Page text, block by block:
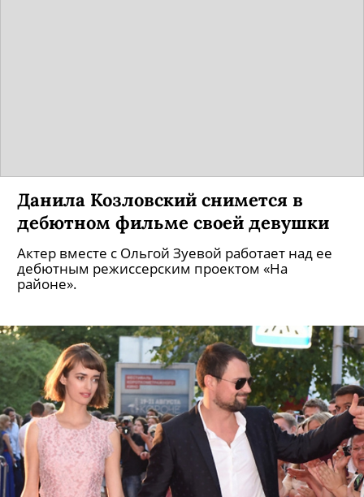
Данила Козловский снимется в
дебютном фильме своей девушки
Актер вместе с Ольгой Зуевой работает над ее
дебютным режиссерским проектом «На
районе».